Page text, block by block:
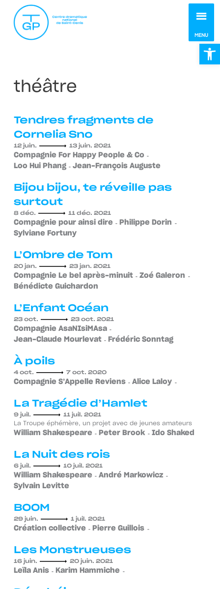
MENU
théâtre
Tendres fragments de
Cornelia Sno
12 juin. 13 juin. 2021
Compagnie For Happy People & Co
Loo Hui Phang
Jean-François Auguste
Bijou bijou, te réveille pas
surtout
8 déc. 11 déc. 2021
Compagnie pour ainsi dire
Philippe Dorin
Sylviane Fortuny
L’Ombre de Tom
20 jan. 23 jan. 2021
Compagnie Le bel après-minuit
Zoé Galeron
Bénédicte Guichardon
L’Enfant Océan
23 oct. 23 oct. 2021
Compagnie AsaNIsiMAsa
Jean-Claude Mourlevat
Frédéric Sonntag
À poils
4 oct. 7 oct. 2020
Compagnie S’Appelle Reviens Alice Laloy
La Tragédie d’Hamlet
9 juil. 11 juil. 2021
La Troupe éphémère, un projet avec de jeunes amateurs
William Shakespeare Peter Brook Ido Shaked
La Nuit des rois
6 juil. 10 juil. 2021
William Shakespeare
André Markowicz
Sylvain Levitte
BOOM
29 juin. 1 juil. 2021
Création collective Pierre Guillois
Les Monstrueuses
16 juin. 20 juin. 2021
Leïla Anis Karim Hammiche